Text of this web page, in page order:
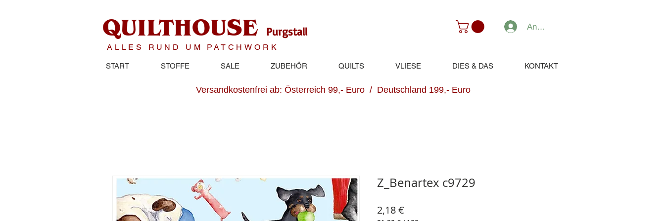
QUILTHOUSE Purgstall
ALLES RUND UM PATCHWORK
Anmelden
START STOFFE SALE ZUBEHÖR QUILTS VLIESE DIES & DAS KONTAKT
Versandkostenfrei ab: Österreich 99,- Euro / Deutschland 199,- Euro
Z_Benartex c9729
2,18 €